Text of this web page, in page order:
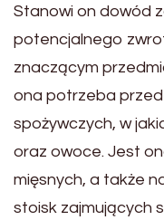
Stanowi on dowód
potencjalnego
znaczącym
ona potrzeba
spożywczych, w
oraz owoce. Jest
mięsnych, a także
stoisk zajmujących